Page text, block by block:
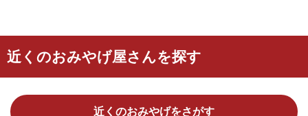
近くのおみやげ屋さんを探す
近くのおみやげをさがす